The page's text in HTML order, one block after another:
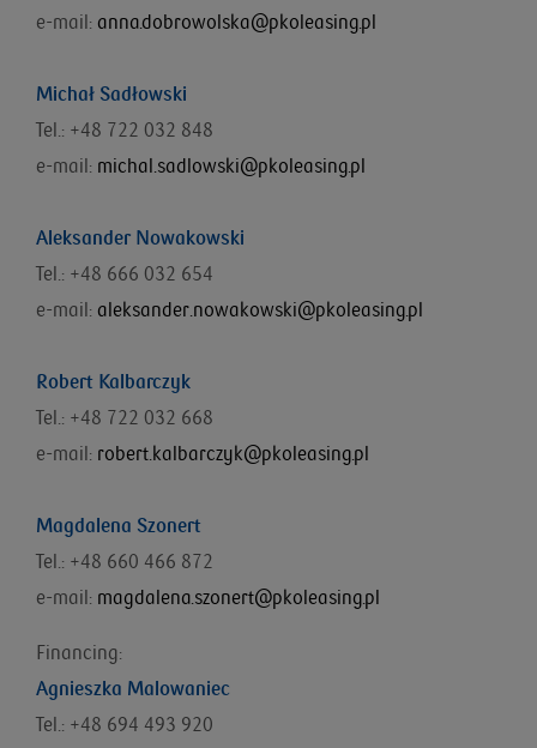
e-mail: anna.dobrowolska@pkoleasing.pl
Michał Sadłowski
Tel.: +48 722 032 848
e-mail: michal.sadlowski@pkoleasing.pl
Aleksander Nowakowski
Tel.: +48 666 032 654
e-mail: aleksander.nowakowski@pkoleasing.pl
Robert Kalbarczyk
Tel.: +48 722 032 668
e-mail: robert.kalbarczyk@pkoleasing.pl
Magdalena Szonert
Tel.: +48 660 466 872
e-mail: magdalena.szonert@pkoleasing.pl
Financing:
Agnieszka Malowaniec
Tel.: +48 694 493 920